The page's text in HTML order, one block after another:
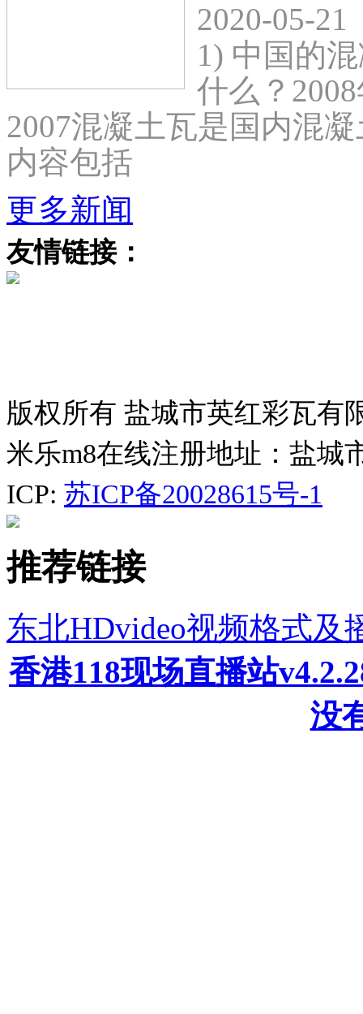
2020-05-21
1) 中国的
什么？
2007混凝土瓦是国内混
内容包括
更多新闻
友情链接：
版权所有 盐城市英红彩瓦有
米乐m8在线注册地址：盐城
ICP: 苏ICP备20028615号-1
推荐链接
东北HDvideo视频格式及
香港118现场直播站
没